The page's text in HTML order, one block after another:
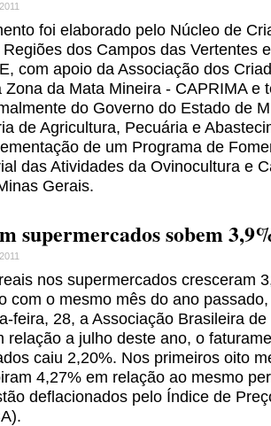
foi elaborado pelo Núcleo de
dos Campos das Vertentes
com apoio da Associação dos
Zona da Mata Mineira - CAPRIMA e
do Governo do Estado de
de Agricultura, Pecuária e
de um Programa de
das Atividades da Ovinocultura e
Gerais.
supermercados sobem
nos supermercados cresceram
com o mesmo mês do ano
feira, 28, a Associação Brasileira
relação a julho deste ano, o
caiu 2,20%. Nos primeiros oito
4,27% em relação ao mesmo
deflacionados pelo Índice de